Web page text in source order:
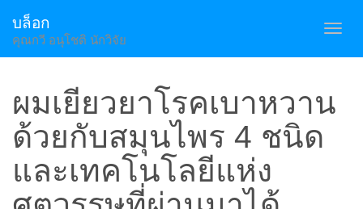
บล็อก
คุณกวี อนุโชติ นักวิจัย
ผมเยียวยาโรคเบาหวาน
ด้วยกับสมุนไพร 4 ชนิด
และเทคโนโลยีแห่ง